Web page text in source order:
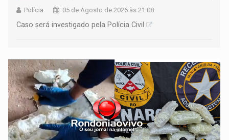
Polícia 05 de Agosto de 2026 às 21:08
Caso será investigado pela Polícia Civil